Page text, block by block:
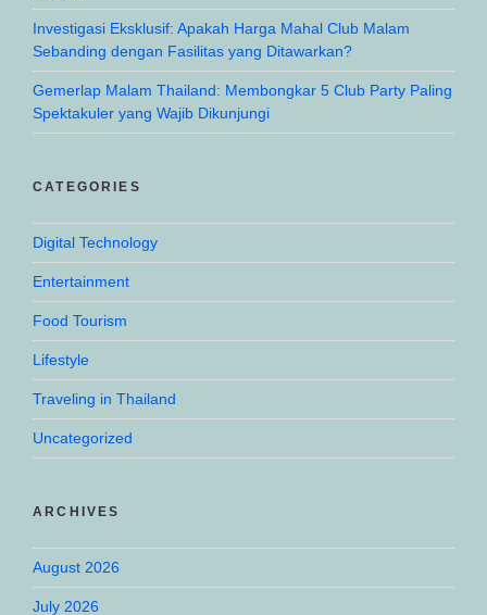
Investigasi Eksklusif: Apakah Harga Mahal Club Malam
Sebanding dengan Fasilitas yang Ditawarkan?
Gemerlap Malam Thailand: Membongkar 5 Club Party Paling
Spektakuler yang Wajib Dikunjungi
CATEGORIES
Digital Technology
Entertainment
Food Tourism
Lifestyle
Traveling in Thailand
Uncategorized
ARCHIVES
August 2026
July 2026